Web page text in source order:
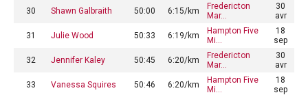
30 Shawn Galbraith 50:00 6:15/km
Fredericton
Mar…
30
avr
31 Julie Wood 50:33 6:19/km
Hampton Five
Mi…
18
sep
32 Jennifer Kaley 50:45 6:20/km
Fredericton
Mar…
30
avr
33 Vanessa Squires 50:46 6:20/km
Hampton Five
Mi…
18
sep